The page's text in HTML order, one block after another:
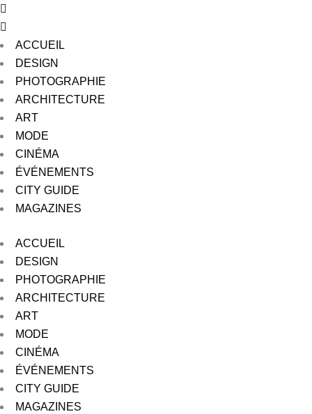
ACCUEIL
DESIGN
PHOTOGRAPHIE
ARCHITECTURE
ART
MODE
CINÉMA
ÉVÉNEMENTS
CITY GUIDE
MAGAZINES
ACCUEIL
DESIGN
PHOTOGRAPHIE
ARCHITECTURE
ART
MODE
CINÉMA
ÉVÉNEMENTS
CITY GUIDE
MAGAZINES